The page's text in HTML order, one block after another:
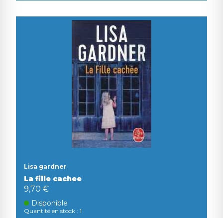
Lisa gardner
La fille cachee
9,70 €
Disponible
Quantité en stock : 1